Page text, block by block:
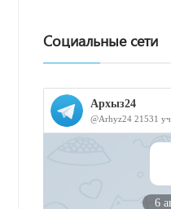
Социальные сети